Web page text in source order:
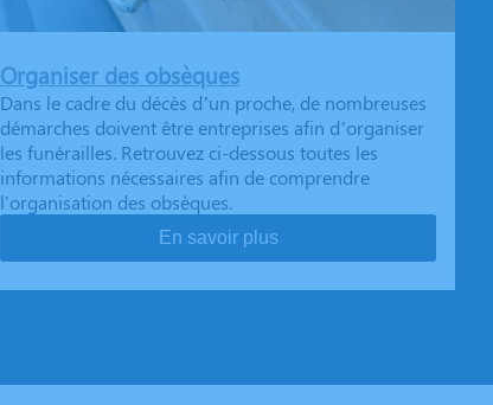
Organiser des obsèques
Dans le cadre du décès d’un proche, de nombreuses
démarches doivent être entreprises afin d’organiser
les funérailles. Retrouvez ci-dessous toutes les
informations nécessaires afin de comprendre
l'organisation des obsèques.
En savoir plus